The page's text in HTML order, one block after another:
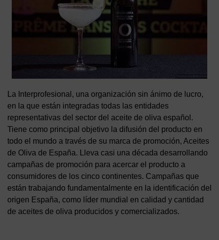
La Interprofesional, una organización sin ánimo de lucro,
en la que están integradas todas las entidades
representativas del sector del aceite de oliva español.
Tiene como principal objetivo la difusión del producto en
todo el mundo a través de su marca de promoción, Aceites
de Oliva de España. Lleva casi una década desarrollando
campañas de promoción para acercar el producto a
consumidores de los cinco continentes. Campañas que
están trabajando fundamentalmente en la identificación del
origen España, como líder mundial en calidad y cantidad
de aceites de oliva producidos y comercializados.